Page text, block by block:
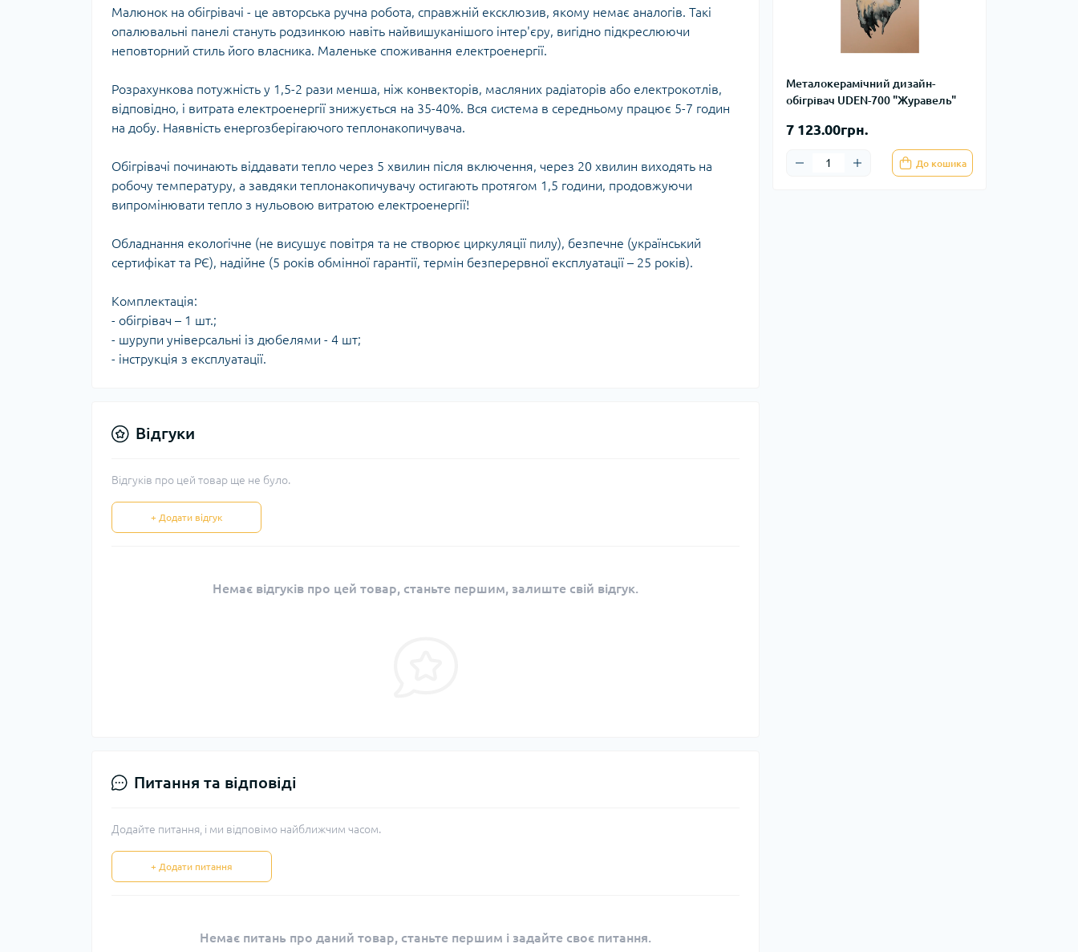
Металокерамічний дизайн-
обігрівач UDEN-700 "Журавель"
7 123.00грн.
До кошика
Малюнок на обігрівачі - це авторська ручна робота, справжній ексклюзив, якому немає аналогів. Такі
опалювальні панелі стануть родзинкою навіть найвишуканішого інтер'єру, вигідно підкреслюючи
неповторний стиль його власника. Маленьке споживання електроенергії.
Розрахункова потужність у 1,5-2 рази менша, ніж конвекторів, масляних радіаторів або електрокотлів,
відповідно, і витрата електроенергії знижується на 35-40%. Вся система в середньому працює 5-7 годин
на добу. Наявність енергозберігаючого теплонакопичувача.
Обігрівачі починають віддавати тепло через 5 хвилин після включення, через 20 хвилин виходять на
робочу температуру, а завдяки теплонакопичувачу остигають протягом 1,5 години, продовжуючи
випромінювати тепло з нульовою витратою електроенергії!
Обладнання екологічне (не висушує повітря та не створює циркуляції пилу), безпечне (український
сертифікат та РЄ), надійне (5 років обмінної гарантії, термін безперервної експлуатації – 25 років).
Комплектація:
- обігрівач – 1 шт.;
- шурупи універсальні із дюбелями - 4 шт;
- інструкція з експлуатації.
Відгуки
Відгуків про цей товар ще не було.
+ Додати відгук
Немає відгуків про цей товар, станьте першим, залиште свій відгук.
Питання та відповіді
Додайте питання, і ми відповімо найближчим часом.
+ Додати питання
Немає питань про даний товар, станьте першим і задайте своє питання.